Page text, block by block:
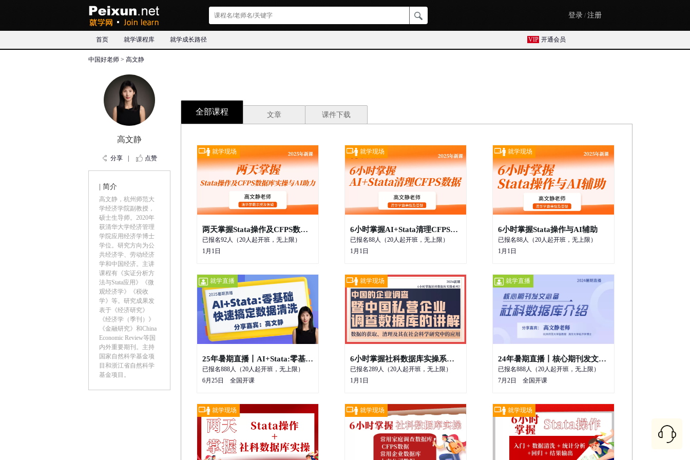
登录 / 注册
首页 就学课程库 就学成长路径 VIP 开通会员
中国好老师 > 高文静
高文静
分享 点赞
| 简介
高文静，杭州师范大
学经济学院副教授，
硕士生导师。2020年
获清华大学经济管理
学院应用经济学博士
学位。研究方向为公
共经济学、劳动经济
学和中国经济。主讲
课程有《实证分析方
法与Stata应用》《微
观经济学》《税收
学》等。研究成果发
表于《经济研究》
《经济学（季刊）》
《金融研究》和China
Economic Review等国
内外重要期刊。主持
国家自然科学基金项
目和浙江省自然科学
基金项目。
全部课程 文章 课件下载
两天掌握Stata操作及CFPS数据库实操与AI助力
已报名92人（20人起开班，无上限）
1月1日
立即报名
就学现场
6小时掌握AI+Stata清理CFPS数据
已报名88人（20人起开班，无上限）
1月1日
立即报名
就学现场
6小时掌握Stata操作与AI辅助
已报名88人（20人起开班，无上限）
1月1日
立即报名
就学现场
25年暑期直播丨AI+Stata:零基础快速搞定数据清洗
已报名888人（20人起开班，无上限）
6月25日 全国开课
立即报名
就学直播
6小时掌握社科数据库实操系列2-中国的企业调查暨中国私营企业调查数据库
已报名289人（20人起开班，无上限）
1月1日
立即报名
就学现场
24年暑期直播丨核心期刊发文必备-社科数据库介绍
已报名888人（20人起开班，无上限）
7月2日 全国开课
立即报名
就学直播
就学现场 就学现场 就学现场